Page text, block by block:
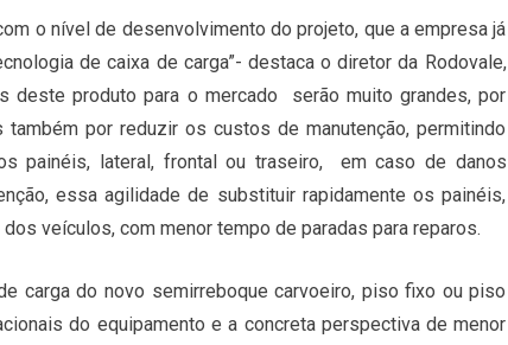
o nível de desenvolvimento do projeto, que a empresa já
de caixa de carga”- destaca o diretor da Rodovale,
deste produto para o mercado serão muito grandes, por
também por reduzir os custos de manutenção, permitindo
painéis, lateral, frontal ou traseiro, em caso de danos
essa agilidade de substituir rapidamente os painéis,
veículos, com menor tempo de paradas para reparos.
carga do novo semirreboque carvoeiro, piso fixo ou piso
do equipamento e a concreta perspectiva de menor